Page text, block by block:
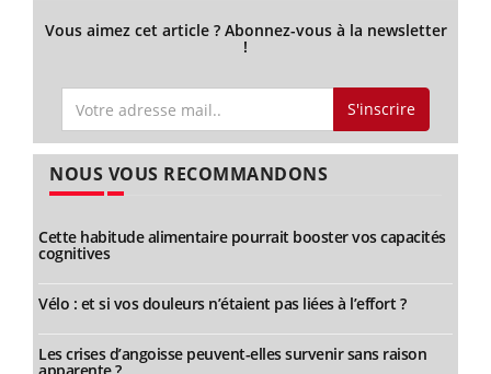
Vous aimez cet article ? Abonnez-vous à la newsletter
!
S'inscrire
NOUS VOUS RECOMMANDONS
Cette habitude alimentaire pourrait booster vos capacités
cognitives
Vélo : et si vos douleurs n’étaient pas liées à l’effort ?
Les crises d’angoisse peuvent-elles survenir sans raison